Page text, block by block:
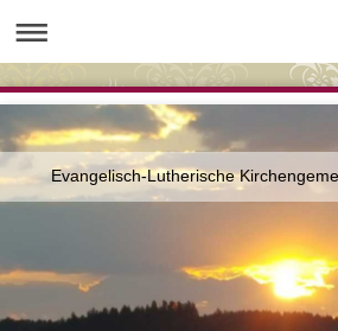
Evangelisch-Lutherische